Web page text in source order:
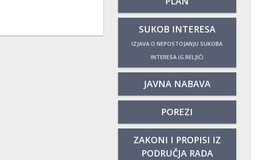
SUKOB INTERESA
IZJAVA O NEPOSTOJANJU SUKOBA
INTERESA (G.RELJIĆ)
JAVNA NABAVA
POREZI
ZAKONI I PROPISI IZ
PODRUČJA RADA